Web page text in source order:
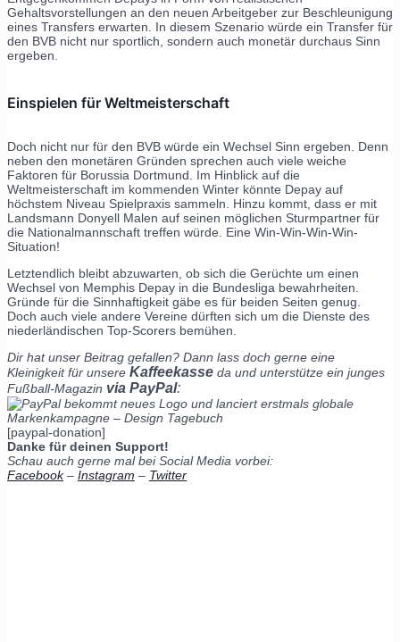
Gehaltsvorstellungen an den neuen Arbeitgeber zur Beschleunigung
eines Transfers erwarten. In diesem Szenario würde ein Transfer für
den BVB nicht nur sportlich, sondern auch monetär durchaus Sinn
ergeben.
Einspielen für Weltmeisterschaft
Doch nicht nur für den BVB würde ein Wechsel Sinn ergeben. Denn
neben den monetären Gründen sprechen auch viele weiche
Faktoren für Borussia Dortmund. Im Hinblick auf die
Weltmeisterschaft im kommenden Winter könnte Depay auf
höchstem Niveau Spielpraxis sammeln. Hinzu kommt, dass er mit
Landsmann Donyell Malen auf seinen möglichen Sturmpartner für
die Nationalmannschaft treffen würde. Eine Win-Win-Win-Win-
Situation!
Letztendlich bleibt abzuwarten, ob sich die Gerüchte um einen
Wechsel von Memphis Depay in die Bundesliga bewahrheiten.
Gründe für die Sinnhaftigkeit gäbe es für beiden Seiten genug.
Doch auch viele andere Vereine dürften sich um die Dienste des
niederländischen Top-Scorers bemühen.
Dir hat unser Beitrag gefallen? Dann lass doch gerne eine
Kleinigkeit für unsere Kaffeekasse da und unterstütze ein junges
Fußball-Magazin via PayPal:
[paypal-donation]
Danke für deinen Support!
Schau auch gerne mal bei Social Media vorbei:
Facebook– Instagram – Twitter